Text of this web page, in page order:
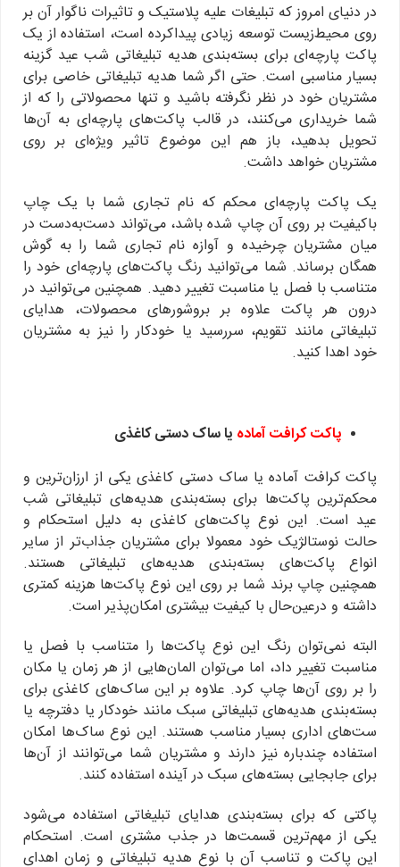
در دنیای امروز که تبلیغات علیه پلاستیک و تاثیرات ناگوار آن بر
روی محیط‌زیست توسعه زیادی پیداکرده است، استفاده از یک
پاکت پارچه‌ای برای بسته‌بندی هدیه تبلیغاتی شب عید گزینه
بسیار مناسبی است. حتی اگر شما هدیه تبلیغاتی خاصی برای
مشتریان خود در نظر نگرفته باشید و تنها محصولاتی را که از
شما خریداری می‌کنند، در قالب پاکت‌های پارچه‌ای به آن‌ها
تحویل بدهید، باز هم این موضوع تاثیر ویژه‌ای بر روی
مشتریان خواهد داشت.
یک پاکت پارچه‌ای محکم که نام تجاری شما با یک چاپ
باکیفیت بر روی آن چاپ شده باشد، می‌تواند دست‌به‌دست در
میان مشتریان چرخیده و آوازه نام تجاری شما را به گوش
همگان برساند. شما می‌توانید رنگ پاکت‌های پارچه‌ای خود را
متناسب با فصل یا مناسبت تغییر دهید. همچنین می‌توانید در
درون هر پاکت علاوه بر بروشورهای محصولات، هدایای
تبلیغاتی مانند تقویم، سررسید یا خودکار را نیز به مشتریان
خود اهدا کنید.
پاکت کرافت آماده یا ساک دستی کاغذی
پاکت کرافت آماده یا ساک دستی کاغذی یکی از ارزان‌ترین و
محکم‌ترین پاکت‌ها برای بسته‌بندی هدیه‌های تبلیغاتی شب
عید است. این نوع پاکت‌های کاغذی به دلیل استحکام و
حالت نوستالژیک خود معمولا برای مشتریان جذاب‌تر از سایر
انواع پاکت‌های بسته‌بندی هدیه‌های تبلیغاتی هستند.
همچنین چاپ برند شما بر روی این نوع پاکت‌ها هزینه کمتری
داشته و درعین‌حال با کیفیت بیشتری امکان‌پذیر است.
البته نمی‌توان رنگ این نوع پاکت‌ها را متناسب با فصل یا
مناسبت تغییر داد، اما می‌توان المان‌هایی از هر زمان یا مکان
را بر روی آن‌ها چاپ کرد. علاوه بر این ساک‌های کاغذی برای
بسته‌بندی هدیه‌های تبلیغاتی سبک مانند خودکار یا دفترچه یا
ست‌های اداری بسیار مناسب هستند. این نوع ساک‌ها امکان
استفاده چندباره نیز دارند و مشتریان شما می‌توانند از آن‌ها
برای جابجایی بسته‌های سبک در آینده استفاده کنند.
پاکتی که برای بسته‌بندی هدایای تبلیغاتی استفاده می‌شود
یکی از مهم‌ترین قسمت‌ها در جذب مشتری است. استحکام
این پاکت و تناسب آن با نوع هدیه تبلیغاتی و زمان اهدای